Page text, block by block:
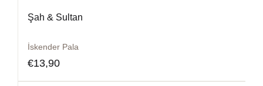
Şah & Sultan
İskender Pala
€13,90